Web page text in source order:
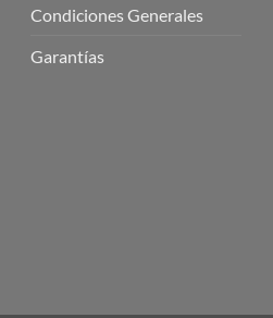
Condiciones Generales
Garantías